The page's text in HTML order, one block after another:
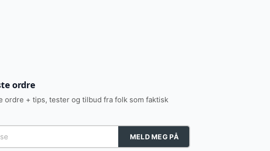
ordre
ordre + tips, tester og tilbud fra folk som faktisk
MELD MEG PÅ